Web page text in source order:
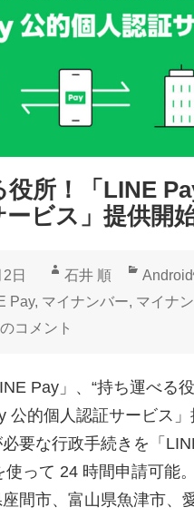
所！「LINE
ービス」提供開
日
作
成
者
石井 順
カ
テ
ー
Pay, マイナンバー, マイナ
運べる役所！「LINE Pay
コメント
Pay」、“持ち運べる
公的個人認証サービス」
要な行政手続きを「
使って 24 時間申請可能
間市、富山県魚津市、